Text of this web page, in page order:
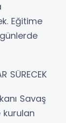
Eğitime
SÜRECEK
Savaş
kurulan